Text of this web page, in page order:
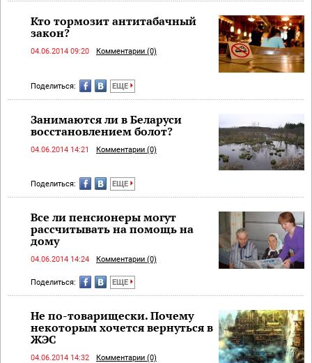
Кто тормозит антитабачный
закон?
04.06.2014 09:20 Комментарии (0)
Поделиться: ЕЩЕ
Занимаются ли в Беларуси
восстановлением болот?
04.06.2014 14:21 Комментарии (0)
Поделиться: ЕЩЕ
Все ли пенсионеры могут
рассчитывать на помощь на
дому
04.06.2014 14:24 Комментарии (0)
Поделиться: ЕЩЕ
Не по-товарищески. Почему
некоторым хочется вернуться в
ЖЭС
04.06.2014 14:32 Комментарии (0)